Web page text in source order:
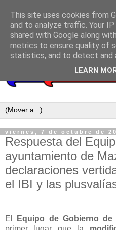
viernes, 7 de octubre de
Respuesta del
ayuntamiento de
declaraciones
el IBI y las
El Equipo de Gobierno de
This site uses cookies from
and to analyze traffic. Your
shared with Google along
metrics to ensure quality of
statistics, and to detect and
LEARN